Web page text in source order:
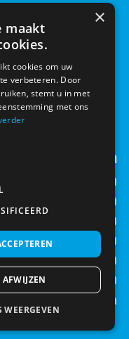
BOON
Openingstijden
09:00 | 17:00
09:00 | 17:00
09:00 | 17:00
09:00 | 17:00
09:00 | 17:00
09:00 | 15:00
gesloten
×
maakt
cookies om uw
verbeteren. Door
stemt u in met
met ons
WEERGEVEN